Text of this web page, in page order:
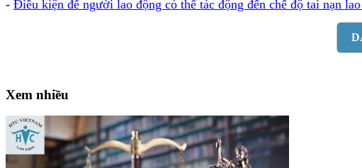
- Điều kiện để người lao động có thể tác động đến chế độ tai nạn
Xem nhiều